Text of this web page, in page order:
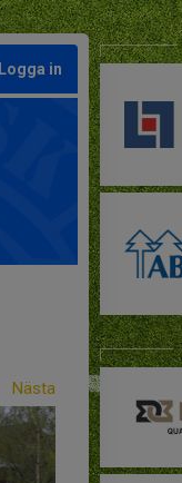
Logga in
Nästa